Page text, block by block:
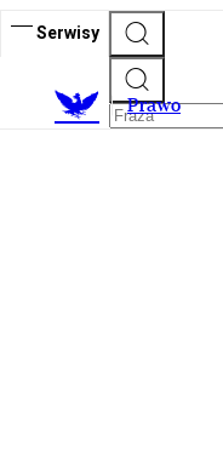
Serwisy
Prawo